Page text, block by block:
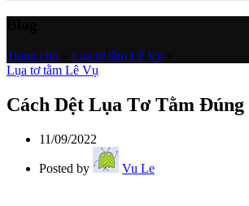
Trang chủ Lụa tơ tằm Lê Vụ
Lụa tơ tằm Lê Vụ
Cách Dệt Lụa Tơ Tằm Đúng
11/09/2022
Posted by Vu Le